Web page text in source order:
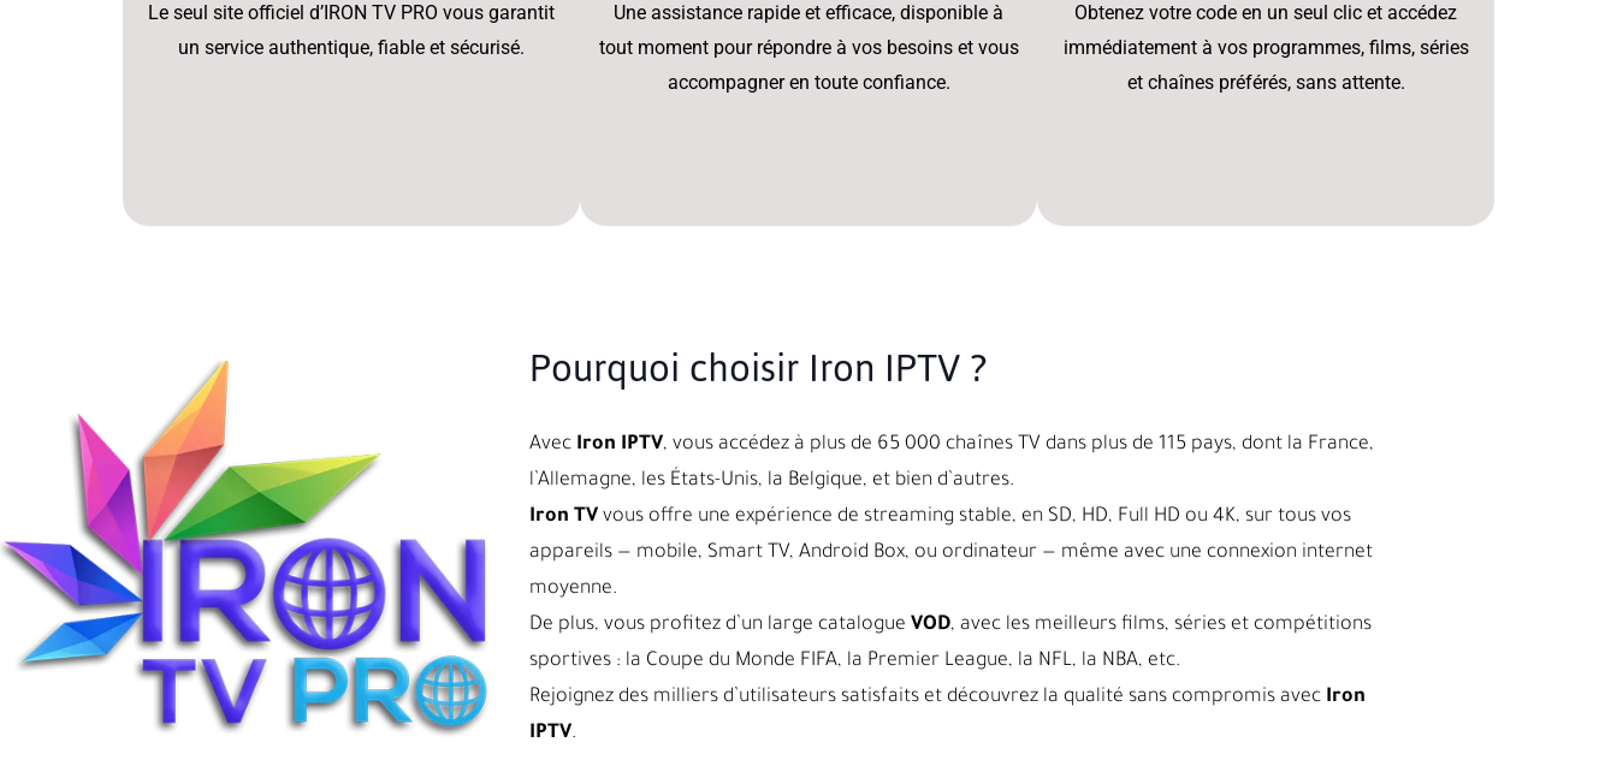
Le seul site officiel d’IRON TV PRO vous garantit
un service authentique, fiable et sécurisé.
Une assistance rapide et efficace, disponible à
tout moment pour répondre à vos besoins et vous
accompagner en toute confiance.
Obtenez votre code en un seul clic et accédez
immédiatement à vos programmes, films, séries
et chaînes préférés, sans attente.
Pourquoi choisir Iron IPTV ?
Avec Iron IPTV, vous accédez à plus de 65 000 chaînes TV dans plus de 115 pays, dont la France,
l’Allemagne, les États-Unis, la Belgique, et bien d’autres.
Iron TVvous offre une expérience de streaming stable, en SD, HD, Full HD ou 4K, sur tous vos
appareils — mobile, Smart TV, Android Box, ou ordinateur — même avec une connexion internet
moyenne.
De plus, vous profitez d’un large catalogue VOD, avec les meilleurs films, séries et compétitions
sportives : la Coupe du Monde FIFA, la Premier League, la NFL, la NBA, etc.
Rejoignez des milliers d’utilisateurs satisfaits et découvrez la qualité sans compromis avec Iron
IPTV.